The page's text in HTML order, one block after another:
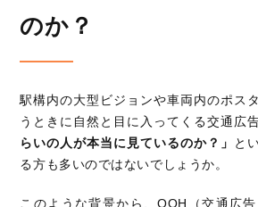
のか？
駅構内の大型ビジョンや車両内のポス
うときに自然と目に入ってくる交通広
らいの人が本当に見ているのか？」
と
る方も多いのではないでしょうか。
このような背景から、OOH（交通広